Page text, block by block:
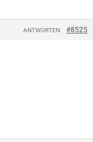
#8525
ANTWORTEN